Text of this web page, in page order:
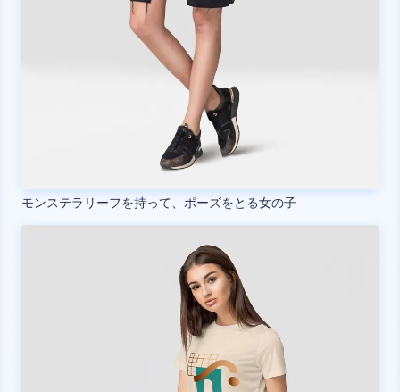
モンステラリーフを持って、ポーズをとる女の子